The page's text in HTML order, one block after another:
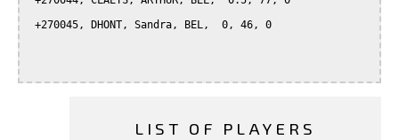
LIST OF PLAYERS